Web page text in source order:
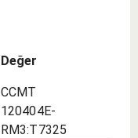
Değer
CCMT
120404E-
RM3:T7325